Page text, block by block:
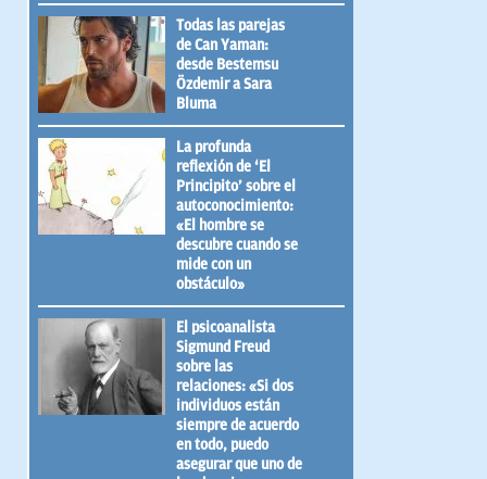
Todas las parejas
de Can Yaman:
desde Bestemsu
Özdemir a Sara
Bluma
La profunda
reflexión de ‘El
Principito’ sobre el
autoconocimiento:
«El hombre se
descubre cuando se
mide con un
obstáculo»
El psicoanalista
Sigmund Freud
sobre las
relaciones: «Si dos
individuos están
siempre de acuerdo
en todo, puedo
asegurar que uno de